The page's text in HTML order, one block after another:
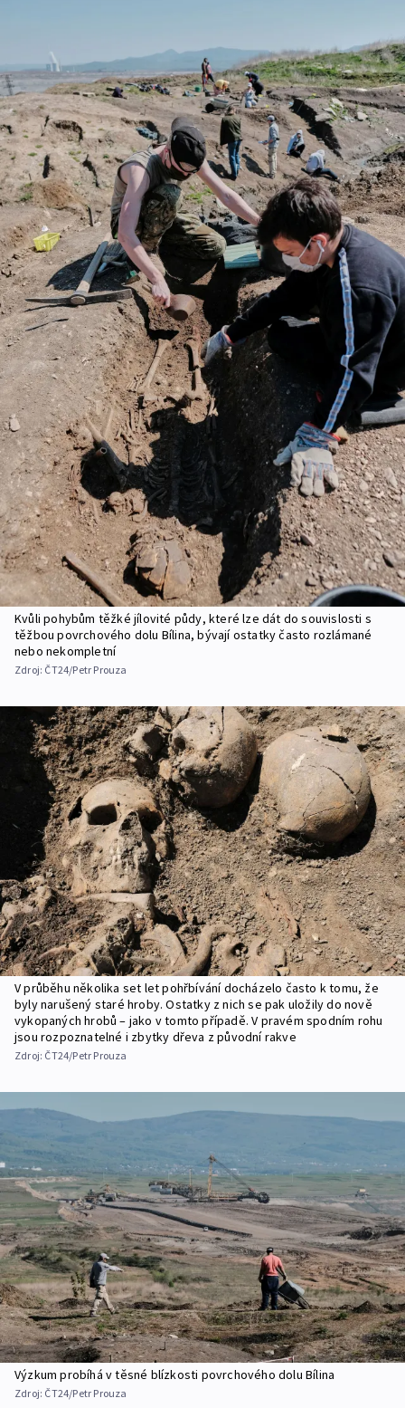
Kvůli pohybům těžké jílovité půdy, které lze dát do souvislosti s
těžbou povrchového dolu Bílina, bývají ostatky často rozlámané
nebo nekompletní
Zdroj: ČT24/Petr Prouza
V průběhu několika set let pohřbívání docházelo často k tomu, že
byly narušený staré hroby. Ostatky z nich se pak uložily do nově
vykopaných hrobů – jako v tomto případě. V pravém spodním rohu
jsou rozpoznatelné i zbytky dřeva z původní rakve
Zdroj: ČT24/Petr Prouza
Výzkum probíhá v těsné blízkosti povrchového dolu Bílina
Zdroj: ČT24/Petr Prouza